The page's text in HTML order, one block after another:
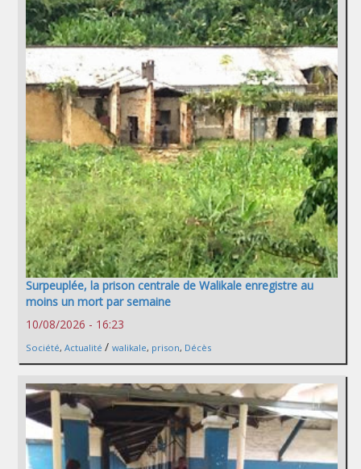
Surpeuplée, la prison centrale de Walikale enregistre au
moins un mort par semaine
10/08/2026 - 16:23
Société, Actualité / walikale, prison, Décès